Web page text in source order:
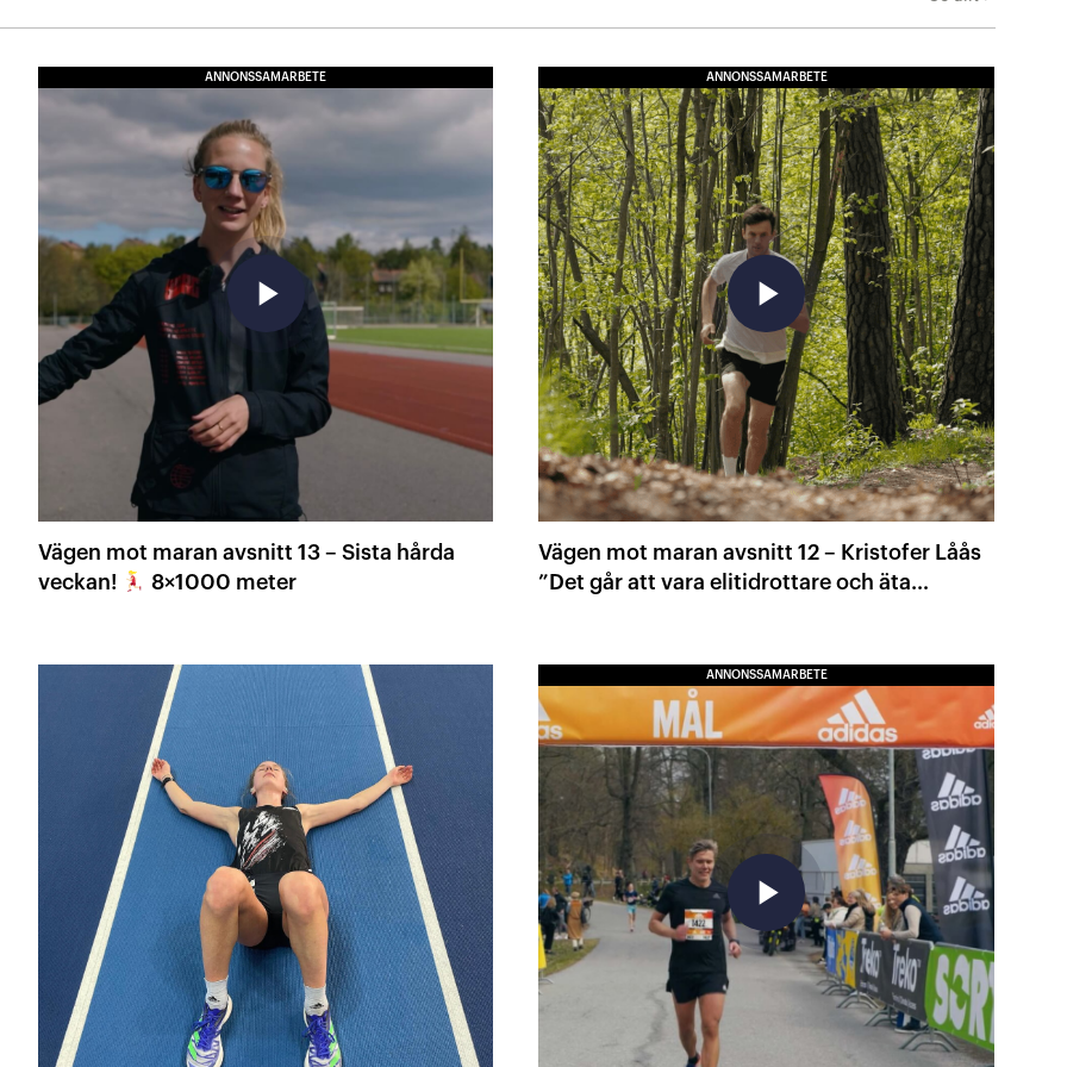
ANNONSSAMARBETE
play_arrow
Vägen mot maran avsnitt 13 – Sista hårda
veckan!
8×1000 meter
ANNONSSAMARBETE
play_arrow
Vägen mot maran avsnitt 12 – Kristofer Låås
”Det går att vara elitidrottare och äta
ANNONSSAMARBETE
play_arrow